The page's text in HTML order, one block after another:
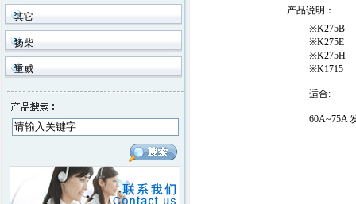
其它
扬柴
重威
产品说明 ：
※K275B
※K275E
※K275H
※K1715
适合:
60A~75A